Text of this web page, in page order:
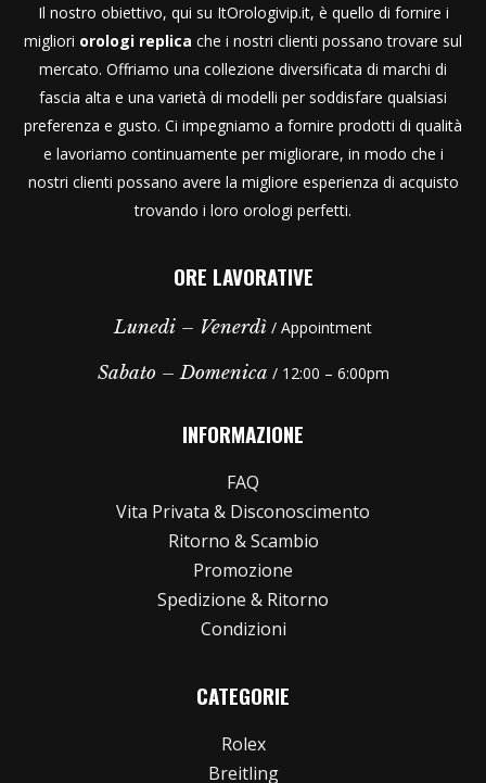
Il nostro obiettivo, qui su ItOrologivip.it, è quello di fornire i
migliori orologi replica che i nostri clienti possano trovare sul
mercato. Offriamo una collezione diversificata di marchi di
fascia alta e una varietà di modelli per soddisfare qualsiasi
preferenza e gusto. Ci impegniamo a fornire prodotti di qualità
e lavoriamo continuamente per migliorare, in modo che i
nostri clienti possano avere la migliore esperienza di acquisto
trovando i loro orologi perfetti.
ORE LAVORATIVE
Lunedi – Venerdì / Appointment
Sabato – Domenica / 12:00 – 6:00pm
INFORMAZIONE
FAQ
Vita Privata & Disconoscimento
Ritorno & Scambio
Promozione
Spedizione & Ritorno
Condizioni
CATEGORIE
Rolex
Breitling